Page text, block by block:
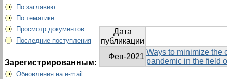
По заглавию
По тематике
Просмотр документов
Последние поступления
Зарегистрированным:
Обновления на e-mail
Дата
публикации
Фев-2021
Ways to minimize the
pandemic in the field